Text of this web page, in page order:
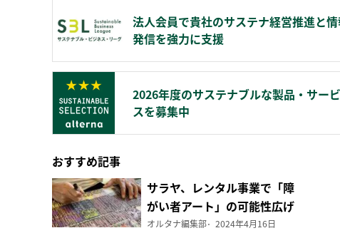
法人会員で貴社のサステナ経営推進と
発信を強力に支援
2026年度のサステナブルな製品・サービ
スを募集中
おすすめ記事
サラヤ、レンタル事業で「障
がい者アート」の可能性広げ
る
オルタナ編集部 2024年4月16日